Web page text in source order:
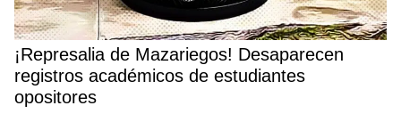
¡Represalia de Mazariegos! Desaparecen
registros académicos de estudiantes
opositores